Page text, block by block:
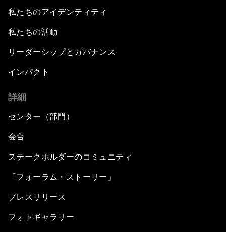
私たちのアイデンティティ
私たちの活動
リーダーシップとガバナンス
インパクト
詳細
センター（部門）
会合
ステークホルダーのコミュニティ
「フォーラム・ストーリー」
プレスリリース
フォトギャラリー